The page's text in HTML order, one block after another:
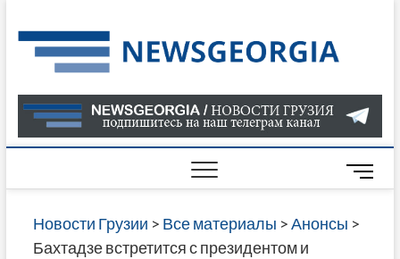
to
content
О
В
ГРУЗИИ
САЙТЕ
M
e
n
Новости Грузии > Все материалы >Анонсы >
Бахтадзе встретится с президентом и